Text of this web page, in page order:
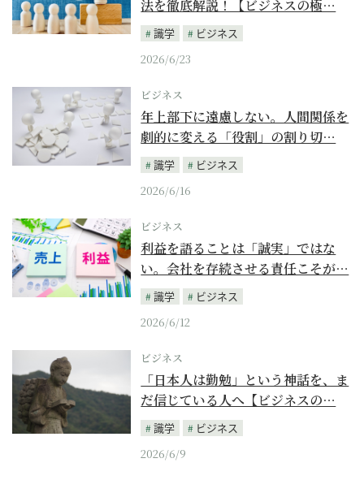
法を徹底解説！【ビジネスの極…
識学
ビジネス
2026/6/23
ビジネス
年上部下に遠慮しない。人間関係を
劇的に変える「役割」の割り切…
識学
ビジネス
2026/6/16
ビジネス
利益を語ることは「誠実」ではな
い。会社を存続させる責任こそが…
識学
ビジネス
2026/6/12
ビジネス
「日本人は勤勉」という神話を、ま
だ信じている人へ【ビジネスの…
識学
ビジネス
2026/6/9